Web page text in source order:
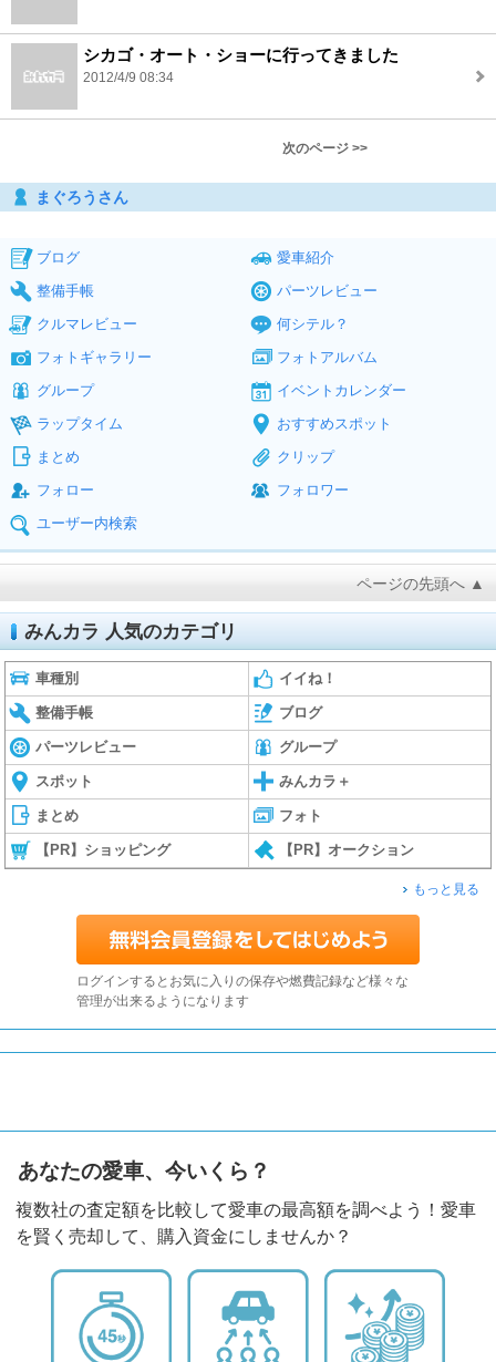
シカゴ・オート・ショーに行ってきました
2012/4/9 08:34
次のページ >>
まぐろうさん
ブログ
愛車紹介
整備手帳
パーツレビュー
クルマレビュー
何シテル？
フォトギャラリー
フォトアルバム
グループ
イベントカレンダー
ラップタイム
おすすめスポット
まとめ
クリップ
フォロー
フォロワー
ユーザー内検索
ページの先頭へ ▲
みんカラ 人気のカテゴリ
車種別 イイね！
整備手帳 ブログ
パーツレビュー グループ
スポット みんカラ＋
まとめ フォト
【PR】ショッピング 【PR】オークション
もっと見る
ログインするとお気に入りの保存や燃費記録など様々な
管理が出来るようになります
あなたの愛車、今いくら？
複数社の査定額を比較して愛車の最高額を調べよう！愛車
を賢く売却して、購入資金にしませんか？